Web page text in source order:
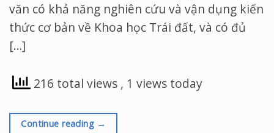
văn có khả năng nghiên cứu và vận dụng kiến
thức cơ bản về Khoa học Trái đất, và có đủ
[…]
216 total views , 1 views today
Continue reading →